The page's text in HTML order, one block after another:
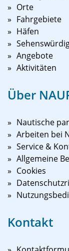
Orte
Fahrgebiete
Häfen
Angebote
Aktivitäten
Über
Nautische
Arbeiten bei
Service &
Allgemeine
Cookies
Kontakt